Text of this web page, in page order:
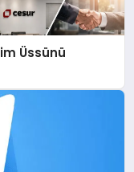
Üssünü